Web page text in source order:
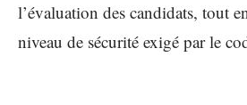
l’évaluation des candidats, tout
niveau de sécurité exigé par le